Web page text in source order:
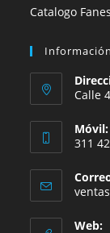
Catalogo Fanes
Calle
Móvil:
311
Web: